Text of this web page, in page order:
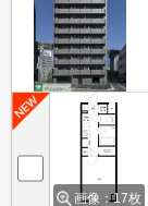
画像：17枚